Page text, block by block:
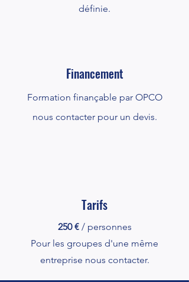
définie.
Financement
Formation finançable par OPCO
nous contacter pour un devis.
Tarifs
250 €/ personnes
Pour les groupes d'une même
entreprise nous contacter.